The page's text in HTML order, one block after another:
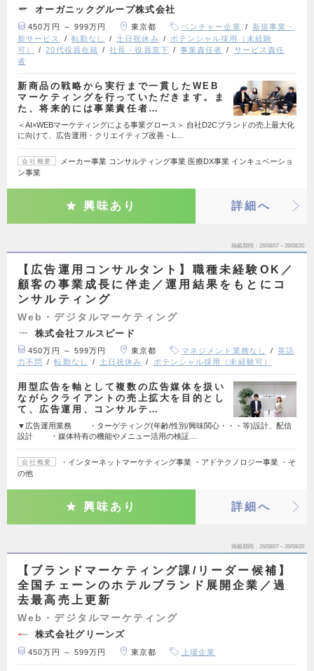
オーガニックグループ株式会社
450万円 ～ 999万円 東京都 ベンチャー企業
新規事業・
新サービス
転勤なし 土日祝休み
ポテンシャル採用（未経験
可）
20代役員在籍 社長・役員直下 事業責任者
サービス責任
者
新商品の戦略から実行まで一貫したWEB
マーケティングを行っていただきます。ま
た、将来的には事業責任者…
＜AI×WEBマーケティングによる事業グロース＞ 自社D2Cブランドの売上最大化
に向けて、広告運用・クリエイティブ改善・L…
会社概要
メーカー事業 コンサルティング事業 医療DX事業 インキュベーショ
ン事業
興味あり 詳細へ
掲載期間 26/08/07～26/08/20
【広告運用コンサルタント】職種未経験OK／
顧客の事業成長に伴走／運用結果をもとにコ
ンサルティング
Web・デジタルマーケティング
株式会社フルスピード
450万円 ～ 599万円 東京都 マネジメント業務なし
英語
力不問
転勤なし 土日祝休み ポテンシャル採用（未経験可）
用型広告を軸として複数の広告媒体を扱い
ながらクライアントの売上拡大を目的とし
て、広告運用、コンサルテ…
▼広告運用業務 ・ターゲティング(年齢/性別/興味関心・・・等)設計、配信
設計 ・媒体特有の機能やメニュー活用の検証…
会社概要
・インターネットマーケティング事業 ・アドテクノロジー事業 ・そ
の他
興味あり 詳細へ
掲載期間 26/08/07～26/08/20
【ブランドマーケティング課/リーダー候補】
全国チェーンのホテルブランド展開企業／過
去最高売上更新
Web・デジタルマーケティング
株式会社グリーンズ
450万円 ～ 599万円 東京都 上場企業